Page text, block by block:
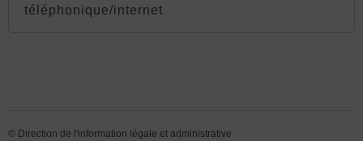
téléphonique/internet
© Direction de l'information légale et administrative